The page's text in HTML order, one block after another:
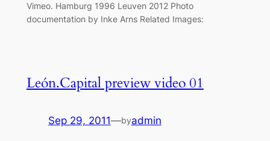
Vimeo. Hamburg 1996 Leuven 2012 Photo
documentation by Inke Arns Related Images:
León.Capital preview video 01
Sep 29, 2011—byadmin